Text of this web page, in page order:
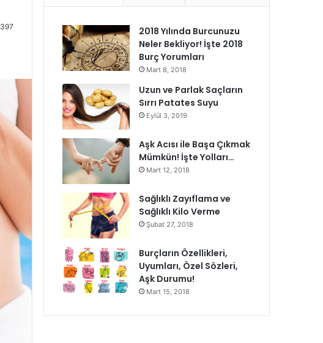
397
2018 Yılında Burcunuzu
Neler Bekliyor! İşte 2018
Burç Yorumları
Mart 8, 2018
Uzun ve Parlak Saçların
Sırrı Patates Suyu
Eylül 3, 2019
Aşk Acısı ile Başa Çıkmak
Mümkün! İşte Yolları…
Mart 12, 2018
Sağlıklı Zayıflama ve
Sağlıklı Kilo Verme
Şubat 27, 2018
Burçların Özellikleri,
Uyumları, Özel Sözleri,
Aşk Durumu!
Mart 15, 2018